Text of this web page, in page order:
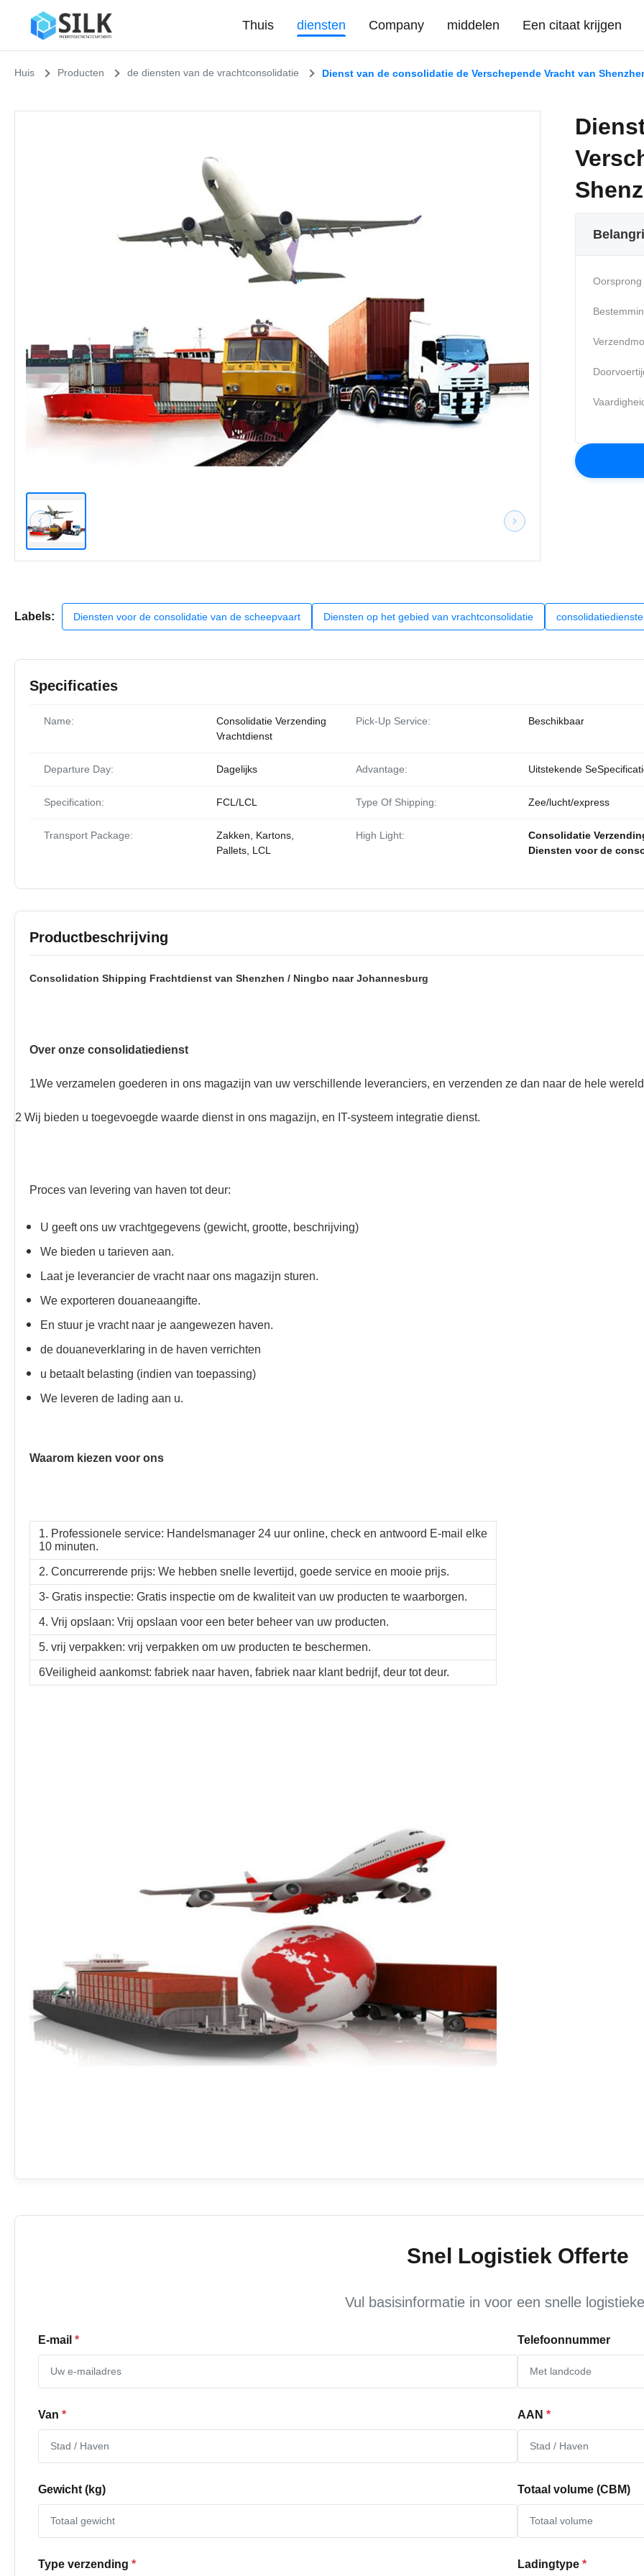
Thuis diensten Company middelen Een citaat krijgen
Huis Producten de diensten van de vrachtconsolidatie Dienst van de consolidatie de Verschepende Vracht van
Labels: Diensten voor de consolidatie van de scheepvaart Diensten op het gebied van vrachtconsolidatie
Specificaties
Name:
Consolidatie Verzending
Vrachtdienst
Pick-Up Service: Beschikbaar
Departure Day: Dagelijks Advantage: Uitstekende
Specification: FCL/LCL Type Of Shipping: Zee/lucht/express
Transport Package:
Zakken, Kartons,
Pallets, LCL
High Light: Consolidatie
Diensten voor de
Productbeschrijving
Consolidation Shipping Frachtdienst van Shenzhen / Ningbo naar Johannesburg
Over onze consolidatiedienst
1We verzamelen goederen in ons magazijn van uw verschillende leveranciers, en verzenden ze dan naar de hele
2 Wij bieden u toegevoegde waarde dienst in ons magazijn, en IT-systeem integratie dienst.
Proces van levering van haven tot deur:
U geeft ons uw vrachtgegevens (gewicht, grootte, beschrijving)
We bieden u tarieven aan.
Laat je leverancier de vracht naar ons magazijn sturen.
We exporteren douaneaangifte.
En stuur je vracht naar je aangewezen haven.
de douaneverklaring in de haven verrichten
u betaalt belasting (indien van toepassing)
We leveren de lading aan u.
Waarom kiezen voor ons
1. Professionele service: Handelsmanager 24 uur online, check en antwoord E-mail elke
10 minuten.
2. Concurrerende prijs: We hebben snelle levertijd, goede service en mooie prijs.
3- Gratis inspectie: Gratis inspectie om de kwaliteit van uw producten te waarborgen.
4. Vrij opslaan: Vrij opslaan voor een beter beheer van uw producten.
5. vrij verpakken: vrij verpakken om uw producten te beschermen.
6Veiligheid aankomst: fabriek naar haven, fabriek naar klant bedrijf, deur tot deur.
Snel Logistiek Offerte
Vul basisinformatie in voor een snelle
E-mail * Telefoonnummer
Van * AAN *
Gewicht (kg) Totaal volume (CBM)
Type verzending * Ladingtype *